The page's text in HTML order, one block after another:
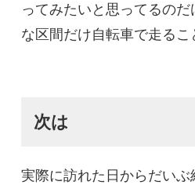
ってみたいと思ってるの
な区間だけ自転車で走るこ
次は
実際に訪れた日からだい